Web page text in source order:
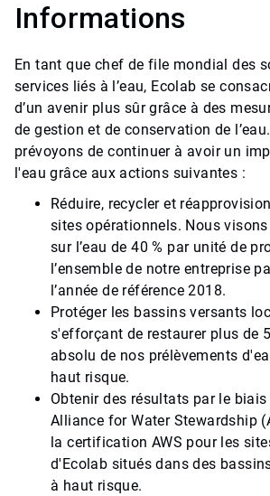
Informations
En tant que chef de file mondial des
services liés à l’eau, Ecolab se
d’un avenir plus sûr grâce à des
de gestion et de conservation de
prévoyons de continuer à avoir un
l'eau grâce aux actions suivantes :
Réduire, recycler et
sites opérationnels. Nous
sur l’eau de 40 % par unité de
l’ensemble de notre entreprise
l’année de référence 2018.
Protéger les bassins versants
s'efforçant de restaurer plus de
absolu de nos prélèvements
haut risque.
Obtenir des résultats par le
Alliance for Water Stewardship
la certification AWS pour les
d'Ecolab situés dans des
à haut risque.